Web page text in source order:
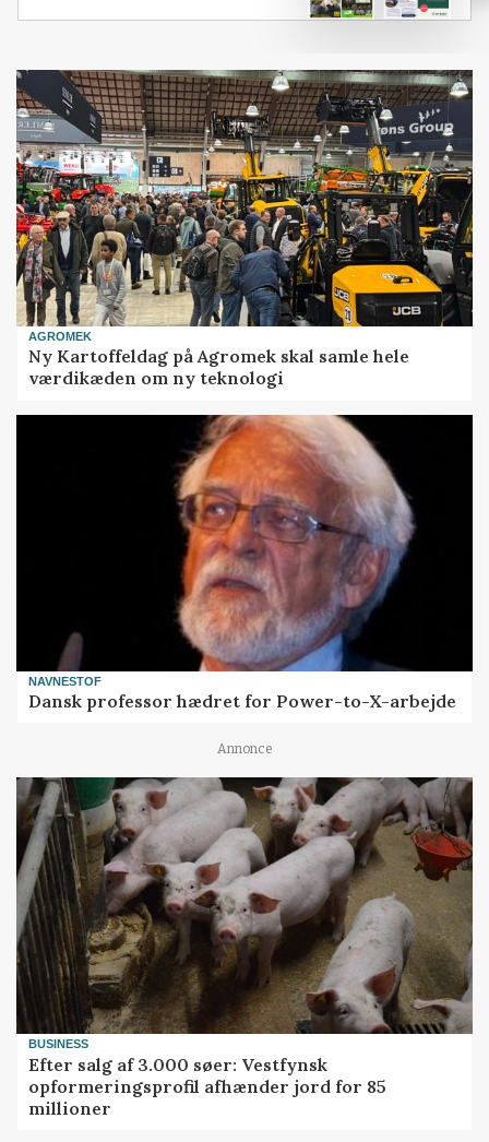
AGROMEK
Ny Kartoffeldag på Agromek skal samle hele
værdikæden om ny teknologi
NAVNESTOF
Dansk professor hædret for Power-to-X-arbejde
Annonce
BUSINESS
Efter salg af 3.000 søer: Vestfynsk
opformeringsprofil afhænder jord for 85
millioner